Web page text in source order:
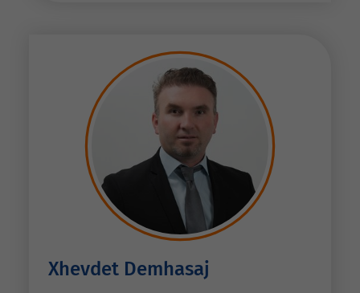
Xhevdet Demhasaj